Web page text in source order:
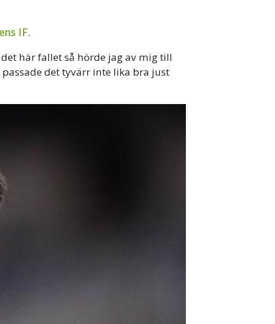
IF.
det här fallet så hörde jag av mig till
det tyvärr inte lika bra just